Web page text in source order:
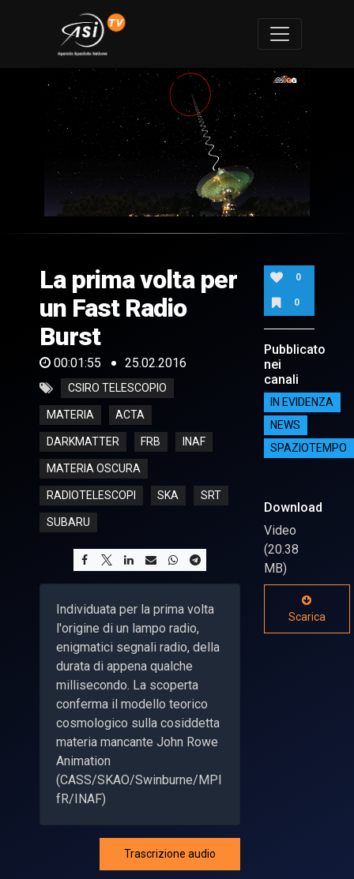
of
55
seconds
La prima volta per
un Fast Radio
Burst
00:01:55 25.02.2016
CSIRO TELESCOPIO
MATERIA ACTA
DARKMATTER FRB INAF
MATERIA OSCURA
RADIOTELESCOPI SKA SRT
SUBARU
Individuata per la prima volta
l'origine di un lampo radio,
enigmatici segnali radio, della
durata di appena qualche
millisecondo. La scoperta
conferma il modello teorico
cosmologico sulla cosiddetta
materia mancante John Rowe
Animation
(CASS/SKAO/Swinburne/MPI
fR/INAF)
Trascrizione audio
0
0
Pubblicato
nei
canali
IN EVIDENZA
NEWS
SPAZIOTEMPO
Download
Video
(20.38
MB)
Scarica